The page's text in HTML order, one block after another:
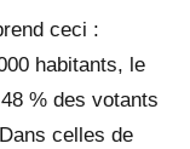
ceci :
habitants, le
% des votants
celles de